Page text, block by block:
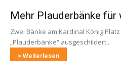
Mehr Plauderbänke
Zwei Bänke am Kardinal König
„Plauderbänke“ ausgeschildert...
> Weiterlesen